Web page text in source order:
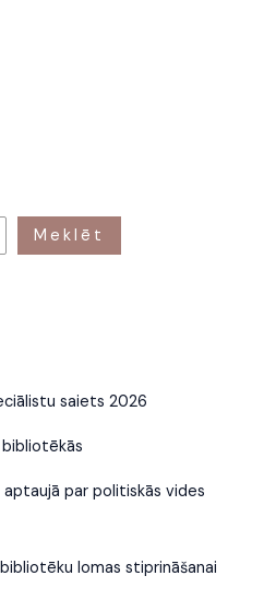
Meklēt
saiets 2026
par politiskās vides
lomas stiprināšanai